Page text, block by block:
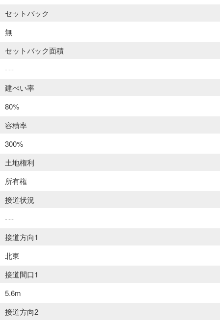
セットバック
無
セットバック面積
---
建ぺい率
80%
容積率
300%
土地権利
所有権
接道状況
---
接道方向1
北東
接道間口1
5.6m
接道方向2